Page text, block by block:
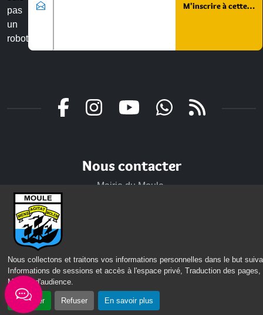
Nous collectons et traitons vos informations personnelles dans le but
Informations de sessions et accès à l'espace privé, Traduction des pages,
Mesure d'audience.
Accepter Refuser En savoir plus
pas
un
robot
Nous contacter
Mairie du Moule,
Envoyer un email
Horaires d'ouverture
Lundi - mardi - jeudi :